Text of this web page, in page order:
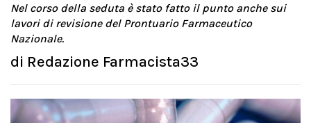
Nel corso della seduta è stato fatto il punto anche sui
lavori di revisione del Prontuario Farmaceutico
Nazionale.
di Redazione Farmacista33